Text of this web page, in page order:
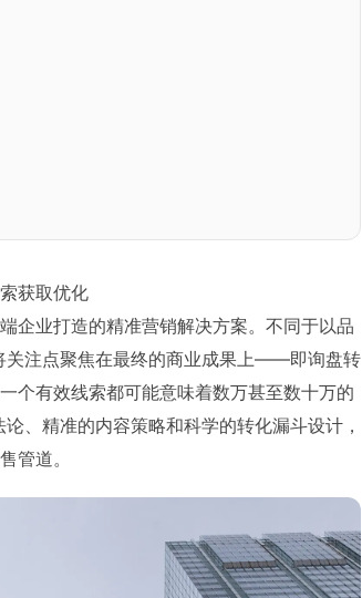
获取优化
企业打造的精准营销解决方案。不同于以品
关注点聚焦在最终的商业成果上——即询盘转
个有效线索都可能意味着数万甚至数十万的
、精准的内容策略和科学的转化漏斗设计，
管道。